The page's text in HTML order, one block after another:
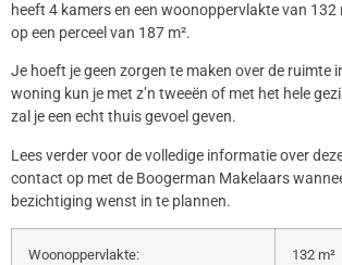
heeft 4 kamers en een woonoppervlakte van 132
op een perceel van 187 m².
Je hoeft je geen zorgen te maken over de ruimte
woning kun je met z’n tweeën of met het hele
zal je een echt thuis gevoel geven.
Lees verder voor de volledige informatie over
contact op met de Boogerman Makelaars
bezichtiging wenst in te plannen.
Woonoppervlakte: 132 m²